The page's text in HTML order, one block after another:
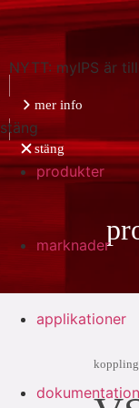
NYTT: myIPS är
mer info
stäng
stäng
produkter
marknader
applikationer
dokumentation